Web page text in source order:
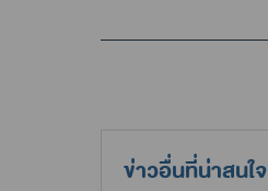
ข่าวอื่นที่น่าสนใจ